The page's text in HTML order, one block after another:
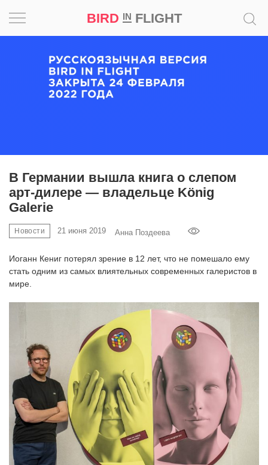
BIRD INFLIGHT
В Германии вышла книга о слепом
арт-дилере — владельце König
Galerie
Новости 21 июня 2019 Анна Поздеева
Иоганн Кениг потерял зрение в 12 лет, что не помешало ему
стать одним из самых влиятельных современных галеристов в
мире.